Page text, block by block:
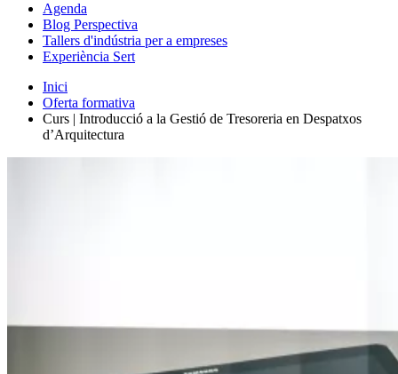
Agenda
Blog Perspectiva
Tallers d'indústria per a empreses
Experiència Sert
Inici
Oferta formativa
Curs | Introducció a la Gestió de Tresoreria en Despatxos
d’Arquitectura